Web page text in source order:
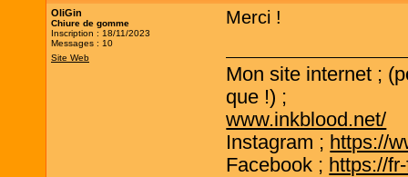
OliGin
Chiure de gomme
Inscription : 18/11/2023
Messages : 10
Site Web
Merci !
Mon site internet ;
que !) ;
www.inkblood.net/
Instagram ; https://
Facebook ; https://